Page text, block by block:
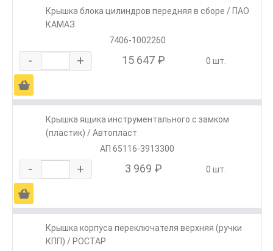
Крышка блока цилиндров передняя в сборе / ПАО
КАМАЗ
7406-1002260
- + 15 647 ₽ 0 шт.
Ä
Крышка ящика инструментального с замком
(пластик) / Автопласт
АП 65116-3913300
- + 3 969 ₽ 0 шт.
Ä
Крышка корпуса переключателя верхняя (ручки
КПП) / РОСТАР